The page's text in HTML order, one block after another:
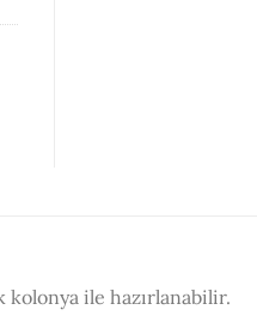
ile hazırlanabilir.